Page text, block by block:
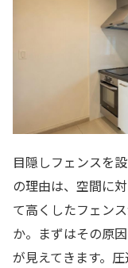
目隠しフェンスを
の理由は、空間に
て高くしたフェン
か。まずはその原
が見えてきます。